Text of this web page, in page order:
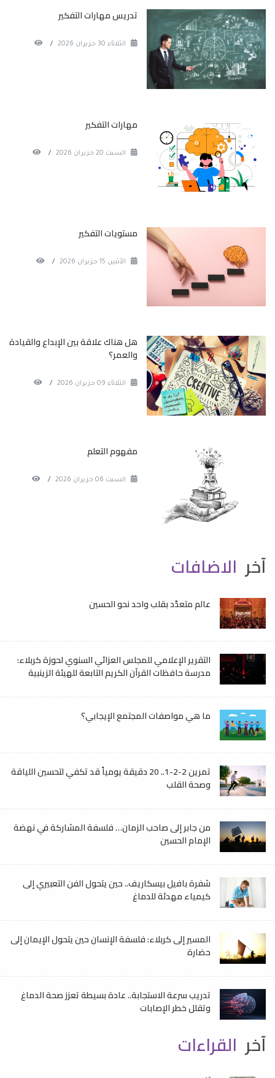
تدريس مهارات التفكير
الثلاثاء 30 حزيران 2026 /
مهارات التفكير
السبت 20 حزيران 2026 /
مستويات التفكير
الأثنين 15 حزيران 2026 /
هل هناك علاقة بين الإبداع والقيادة
والعمر؟
الثلاثاء 09 حزيران 2026 /
مفهوم التعلم
السبت 06 حزيران 2026 /
آخر الاضافات
عالم متعدّد بقلب واحد نحو الحسين
التقرير الإعلامي للمجلس العزائي السنوي لحوزة كربلاء:
مدرسة حافظات القرآن الكريم التابعة للهيئة الزينبية
ما هي مواصفات المجتمع الإيجابي؟
تمرين 2-2-1.. 20 دقيقة يومياً قد تكفي لتحسين اللياقة
وصحة القلب
من جابر إلى صاحب الزمان… فلسفة المشاركة في نهضة
الإمام الحسين
شفرة بافيل بيسكاريف.. حين يتحول الفن التعبيري إلى
كيمياء مهدئة للدماغ
المسير إلى كربلاء: فلسفة الإنسان حين يتحول الإيمان إلى
حضارة
تدريب سرعة الاستجابة.. عادة بسيطة تعزز صحة الدماغ
وتقلل خطر الإصابات
آخر القراءات